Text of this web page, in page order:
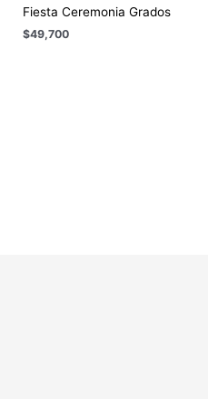
Fiesta Ceremonia Grados
$49,700